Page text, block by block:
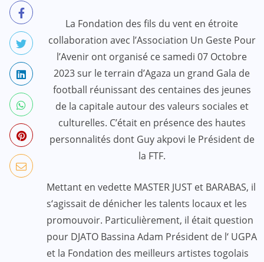
La Fondation des fils du vent en étroite
collaboration avec l’Association Un Geste Pour
l’Avenir ont organisé ce samedi 07 Octobre
2023 sur le terrain d’Agaza un grand Gala de
football réunissant des centaines des jeunes
de la capitale autour des valeurs sociales et
culturelles. C’était en présence des hautes
personnalités dont Guy akpovi le Président de
la FTF.
Mettant en vedette MASTER JUST et BARABAS, il
s‘agissait de dénicher les talents locaux et les
promouvoir. Particulièrement, il était question
pour DJATO Bassina Adam Président de l‘ UGPA
et la Fondation des meilleurs artistes togolais